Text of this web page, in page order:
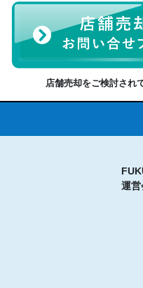
店舗売却をご検討され
運営